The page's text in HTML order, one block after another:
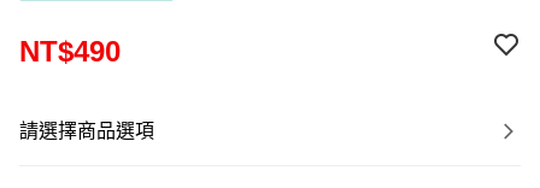
NT$490
請選擇商品選項